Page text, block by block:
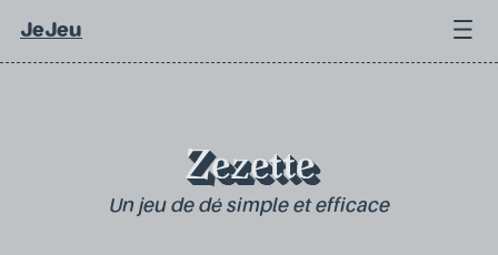
JeJeu
Zezette
Un jeu de dé simple et efficace